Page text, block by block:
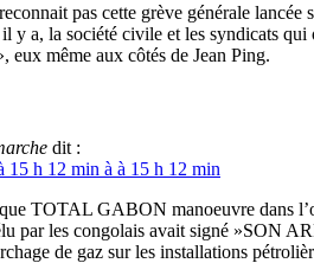
pas cette grève générale
y a, la société civile et les syndicats
eux même aux côtés de Jean Ping.
dit :
15 h 12 min à à 15 h 12 min
TOTAL GABON manoeuvre dans
par les congolais avait signé »SON
de gaz sur les installations